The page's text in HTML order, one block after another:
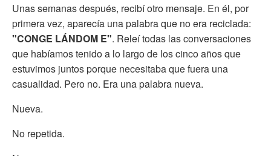
Unas semanas después, recibí otro mensaje. En él, por
primera vez, aparecía una palabra que no era reciclada:
"CONGE LÁNDOM E". Releí todas las conversaciones
que habíamos tenido a lo largo de los cinco años que
estuvimos juntos porque necesitaba que fuera una
casualidad. Pero no. Era una palabra nueva.
Nueva.
No repetida.